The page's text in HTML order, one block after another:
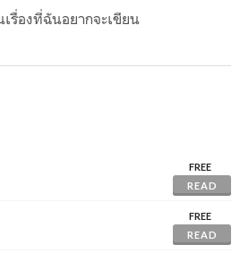
รื่องที่ฉันอยากจะเขียน
FREE
READ
FREE
READ